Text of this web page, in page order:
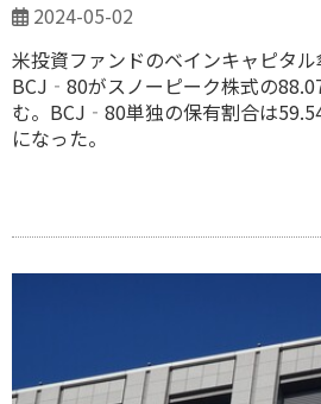
2024-05-02
米投資ファンドのベインキャピタ
BCJ‐80がスノーピーク株式の
む。BCJ‐80単独の保有割合は
になった。